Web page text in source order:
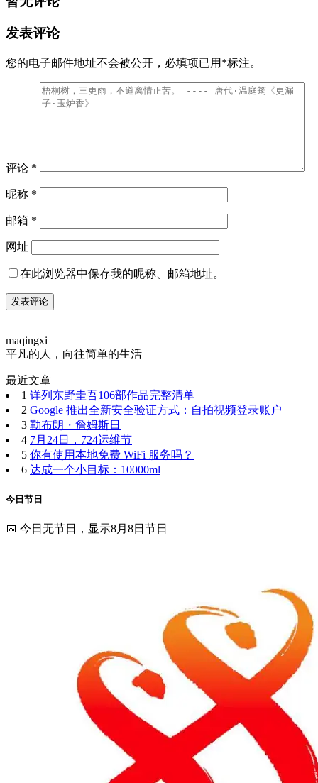
发表评论
您的电子邮件地址不会被公开， 必填项已用 *标注。
评论 *
昵称 *
邮箱 *
网址
在此浏览器中保存我的昵称、邮箱地址。
maqingxi
平凡的人，向往简单的生活
最近文章
1 详列东野圭吾106部作品完整清单
2 Google 推出全新安全验证方式：自拍视频登录账户
3 勒布朗・詹姆斯日
4 7月24日，724运维节
5 你有使用本地免费 WiFi 服务吗？
6 达成一个小目标：10000ml
今日节日
📅 今日无节日，显示8月8日节日